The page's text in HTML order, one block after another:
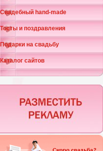
Свадебный hand-made
Тосты и поздравления
Подарки на свадьбу
Каталог сайтов